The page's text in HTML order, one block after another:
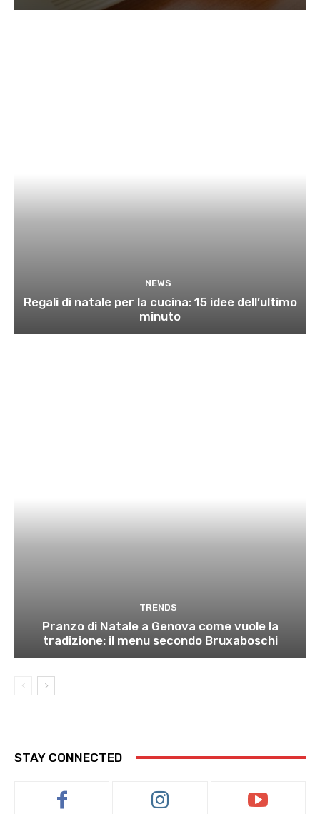
NEWS
Regali di natale per la cucina: 15 idee dell’ultimo
minuto
TRENDS
Pranzo di Natale a Genova come vuole la
tradizione: il menu secondo Bruxaboschi
STAY CONNECTED